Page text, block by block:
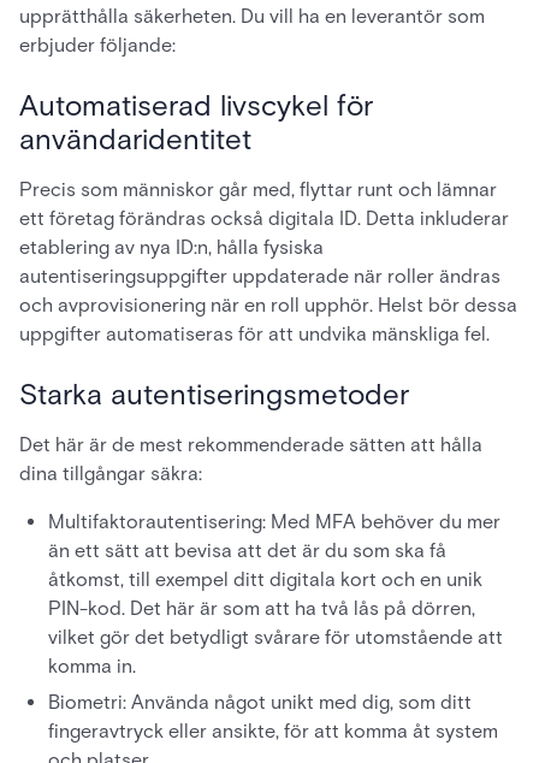
upprätthålla säkerheten. Du vill ha en leverantör som
erbjuder följande:
Automatiserad livscykel för
användaridentitet
Precis som människor går med, flyttar runt och lämnar
ett företag förändras också digitala ID. Detta inkluderar
etablering av nya ID:n, hålla fysiska
autentiseringsuppgifter uppdaterade när roller ändras
och avprovisionering när en roll upphör. Helst bör dessa
uppgifter automatiseras för att undvika mänskliga fel.
Starka autentiseringsmetoder
Det här är de mest rekommenderade sätten att hålla
dina tillgångar säkra:
Multifaktorautentisering: Med MFA behöver du mer
än ett sätt att bevisa att det är du som ska få
åtkomst, till exempel ditt digitala kort och en unik
PIN-kod. Det här är som att ha två lås på dörren,
vilket gör det betydligt svårare för utomstående att
komma in.
Biometri: Använda något unikt med dig, som ditt
fingeravtryck eller ansikte, för att komma åt system